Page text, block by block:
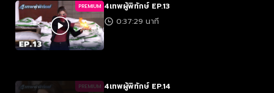
PREMIUM 4เทพผู้พิทักษ์ EP.13
0:37:29 นาที
PREMIUM 4เทพผู้พิทักษ์ EP.14